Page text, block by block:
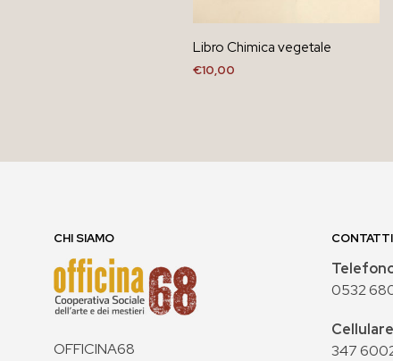
Libro Chimica vegetale
€10,00
CHI SIAMO
OFFICINA68
CONTATTI
0532
Cellulare
347